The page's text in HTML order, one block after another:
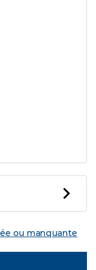
ou manquante